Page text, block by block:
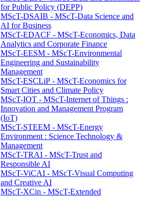
for Public Policy (DEPP)
MScT-DSAIB - MScT-Data Science and
AI for Business
MScT-EDACF - MScT-Economics, Data
Analytics and Corporate Finance
MScT-EESM - MScT-Environmental
Engineering and Sustainability
Management
MScT-ESCLiP - MScT-Economics for
Smart Cities and Climate Policy
MScT-IOT - MScT-Internet of Things :
Innovation and Management Program
(IoT)
MScT-STEEM - MScT-Energy
Environment : Science Technology &
Management
MScT-TRAI - MScT-Trust and
Responsible AI
MScT-ViCAI - MScT-Visual Computing
and Creative AI
MScT-XCin - MScT-Extended